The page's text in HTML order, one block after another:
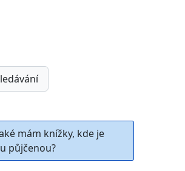
mám knížky, kde je
půjčenou?